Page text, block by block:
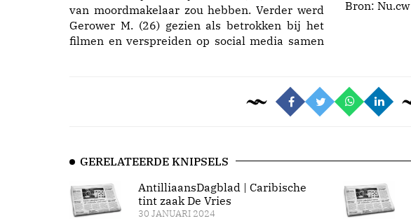
van moordmakelaar zou hebben. Verder werd
Gerower M. (26) gezien als betrokken bij het
filmen en verspreiden op social media samen
Bron: Nu.cw
GERELATEERDE KNIPSELS
AntilliaansDagblad | Caribische
tint zaak De Vries
30 JANUARI 2024